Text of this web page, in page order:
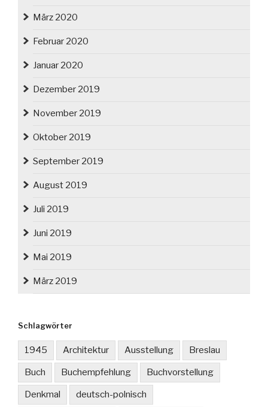
März 2020
Februar 2020
Januar 2020
Dezember 2019
November 2019
Oktober 2019
September 2019
August 2019
Juli 2019
Juni 2019
Mai 2019
März 2019
Schlagwörter
1945 Architektur Ausstellung Breslau
Buch Buchempfehlung Buchvorstellung
Denkmal deutsch-polnisch